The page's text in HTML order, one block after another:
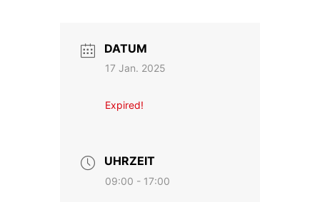
DATUM
17 Jan. 2025
Expired!
UHRZEIT
09:00 - 17:00